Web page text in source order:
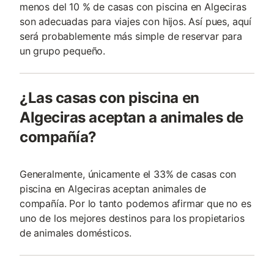
menos del 10 % de casas con piscina en Algeciras
son adecuadas para viajes con hijos. Así pues, aquí
será probablemente más simple de reservar para
un grupo pequeño.
¿Las casas con piscina en
Algeciras aceptan a animales de
compañía?
Generalmente, únicamente el 33% de casas con
piscina en Algeciras aceptan animales de
compañía. Por lo tanto podemos afirmar que no es
uno de los mejores destinos para los propietarios
de animales domésticos.